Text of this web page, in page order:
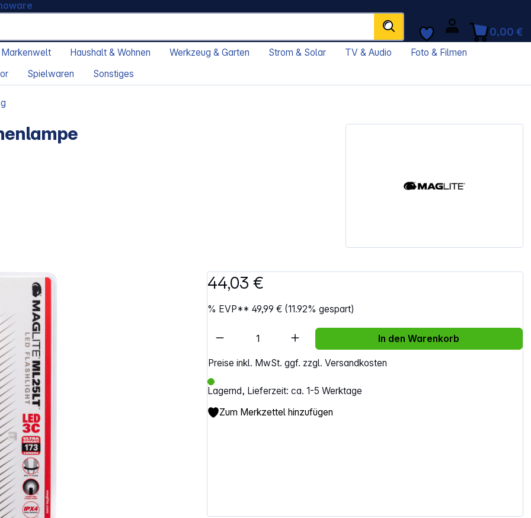
0,00 €
Haushalt & Wohnen Werkzeug & Garten Strom & Solar TV & Audio
Foto & Filmen
Spielwaren Sonstiges
44,03 €
% EVP** 49,99 € (11.92% gespart)
Preise inkl. MwSt. ggf. zzgl. Versandkosten
Lagernd, Lieferzeit: ca. 1-5 Werktage
Artikel Anzahl: Gib den gewünschten Wert ein
In den Warenkorb
Zum Merkzettel hinzufügen